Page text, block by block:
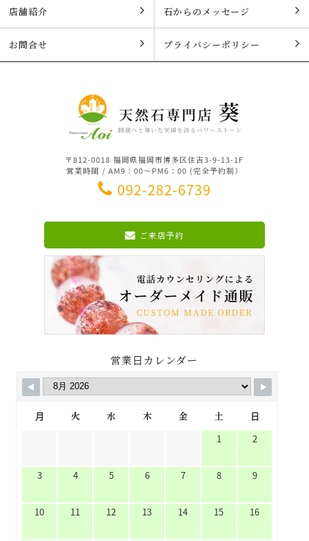
店舗紹介 石からのメッセージ
お問合せ プライバシーポリシー
〒812-0018 福岡県福岡市博多区住吉3-9-13-1F
営業時間 / AM9：00～PM6：00 (完全予約制）
092-282-6739
ご来店予約
営業日カレンダー
月 火 水 木 金 土
日
1
2
3 4 5 6 7 8 9
10 11 12 13 14 15 16